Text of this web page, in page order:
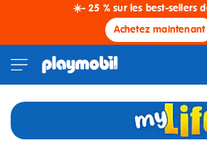
☀️- 25 % sur les best-sellers
Achetez maintenant